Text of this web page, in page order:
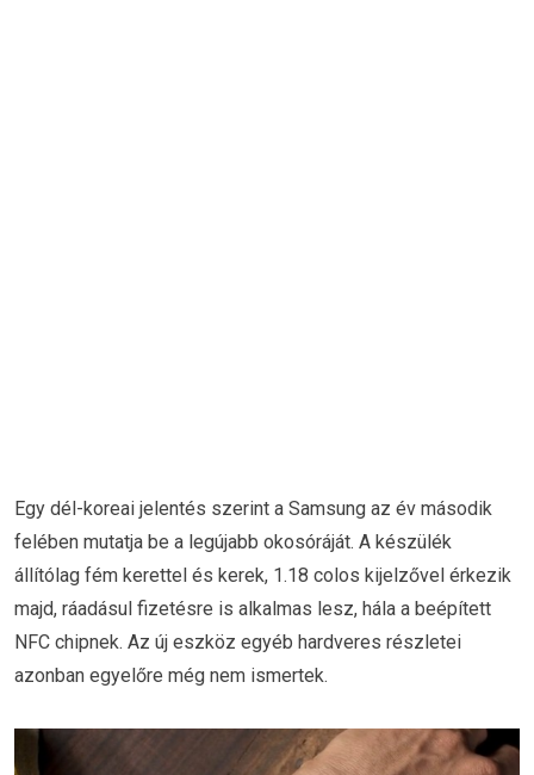
Egy dél-koreai jelentés szerint a Samsung az év második
felében mutatja be a legújabb okosóráját. A készülék
állítólag fém kerettel és kerek, 1.18 colos kijelzővel érkezik
majd, ráadásul fizetésre is alkalmas lesz, hála a beépített
NFC chipnek. Az új eszköz egyéb hardveres részletei
azonban egyelőre még nem ismertek.